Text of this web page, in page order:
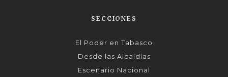
SECCIONES
El Poder en Tabasco
Desde las Alcaldías
Escenario Nacional